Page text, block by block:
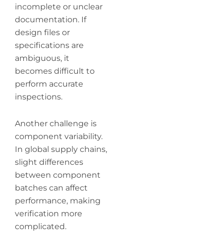
incomplete or unclear
documentation. If
design files or
specifications are
ambiguous, it
becomes difficult to
perform accurate
inspections.
Another challenge is
component variability.
In global supply chains,
slight differences
between component
batches can affect
performance, making
verification more
complicated.